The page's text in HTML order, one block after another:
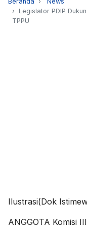
Legislator PDIP
TPPU
Ilustrasi(Dok
ANGGOTA Komisi